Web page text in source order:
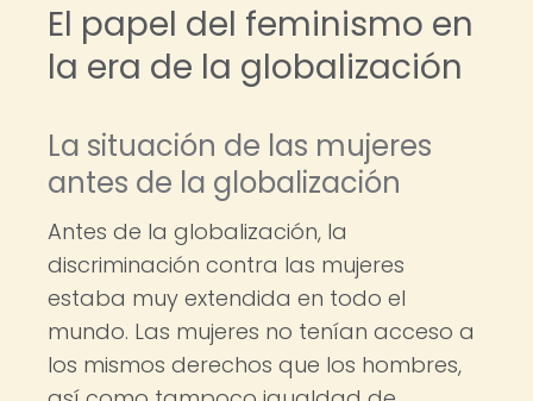
El papel del feminismo en
la era de la globalización
La situación de las mujeres
antes de la globalización
Antes de la globalización, la
discriminación contra las mujeres
estaba muy extendida en todo el
mundo. Las mujeres no tenían acceso a
los mismos derechos que los hombres,